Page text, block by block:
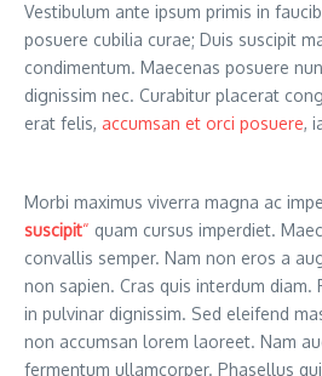
Vestibulum ante ipsum primis in
posuere cubilia curae; Duis suscipit
condimentum. Maecenas posuere
dignissim nec. Curabitur placerat
erat felis, accumsan et orci posuere,
Morbi maximus viverra magna ac
suscipit“ quam cursus imperdiet.
convallis semper. Nam non eros a
non sapien. Cras quis interdum
in pulvinar dignissim. Sed eleifend
non accumsan lorem laoreet. Nam
fermentum ullamcorper. Phasellus